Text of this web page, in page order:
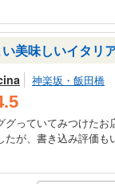
美味しいイタリ
神楽坂・飯田橋
グっていてみつけた
たが、書き込み評価も